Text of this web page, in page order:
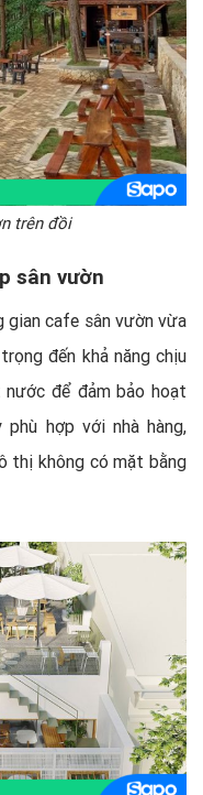
trên đồi
sân vườn
gian cafe sân vườn vừa
đến khả năng chịu
để đảm bảo hoạt
hợp với nhà hàng,
thị không có mặt bằng